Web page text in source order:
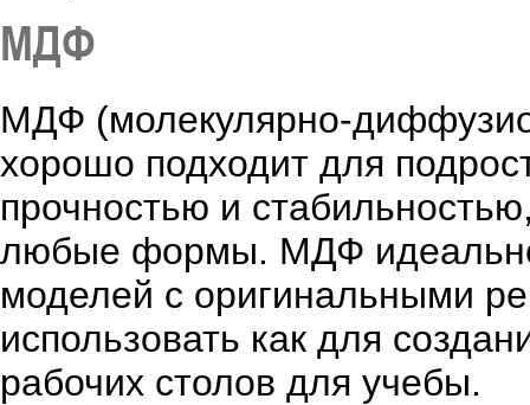
МДФ
МДФ (молекулярно-
хорошо подходит для
прочностью и
любые формы. МДФ
моделей с оригинальными
использовать как для
рабочих столов для учебы.